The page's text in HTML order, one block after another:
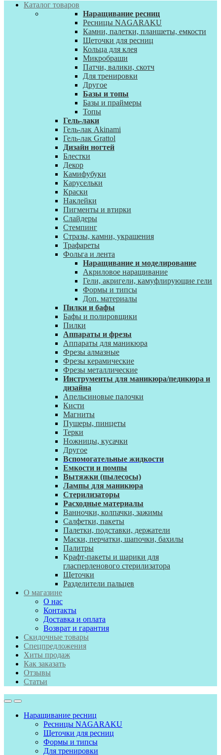
Каталог товаров
Наращивание ресниц
Ресницы NAGARAKU
Камни, палетки, планшеты, емкости
Щеточки для ресниц
Кольца для клея
Микробраши
Патчи, валики, скотч
Для тренировки
Другое
Базы и топы
Базы и праймеры
Топы
Гель-лаки
Гель-лак Akinami
Гель-лак Grattol
Дизайн ногтей
Блестки
Декор
Камифубуки
Карусельки
Краски
Наклейки
Пигменты и втирки
Слайдеры
Стемпинг
Стразы, камни, украшения
Трафареты
Фольга и лента
Наращивание и моделирование
Акриловое наращивание
Гели, акригели, камуфлирующие гели
Формы и типсы
Доп. материалы
Пилки и бафы
Бафы и полировщики
Пилки
Аппараты и фрезы
Аппараты для маникюра
Фрезы алмазные
Фрезы керамические
Фрезы металлические
Инструменты для маникюра/педикюра и
дизайна
Апельсиновые палочки
Кисти
Магниты
Пушеры, пинцеты
Терки
Ножницы, кусачки
Другое
Вспомогательные жидкости
Емкости и помпы
Вытяжки (пылесосы)
Лампы для маникюра
Стерилизаторы
Расходные материалы
Ванночки, колпачки, зажимы
Салфетки, пакеты
Палетки, подставки, держатели
Маски, перчатки, шапочки, бахилы
Палитры
Крафт-пакеты и шарики для
гласперленового стерилизатора
Щеточки
Разделители пальцев
О магазине
О нас
Контакты
Доставка и оплата
Возврат и гарантия
Скидочные товары
Спецпредложения
Хиты продаж
Как заказать
Отзывы
Статьи
Наращивание ресниц
Ресницы NAGARAKU
Щеточки для ресниц
Формы и типсы
Для тренировки